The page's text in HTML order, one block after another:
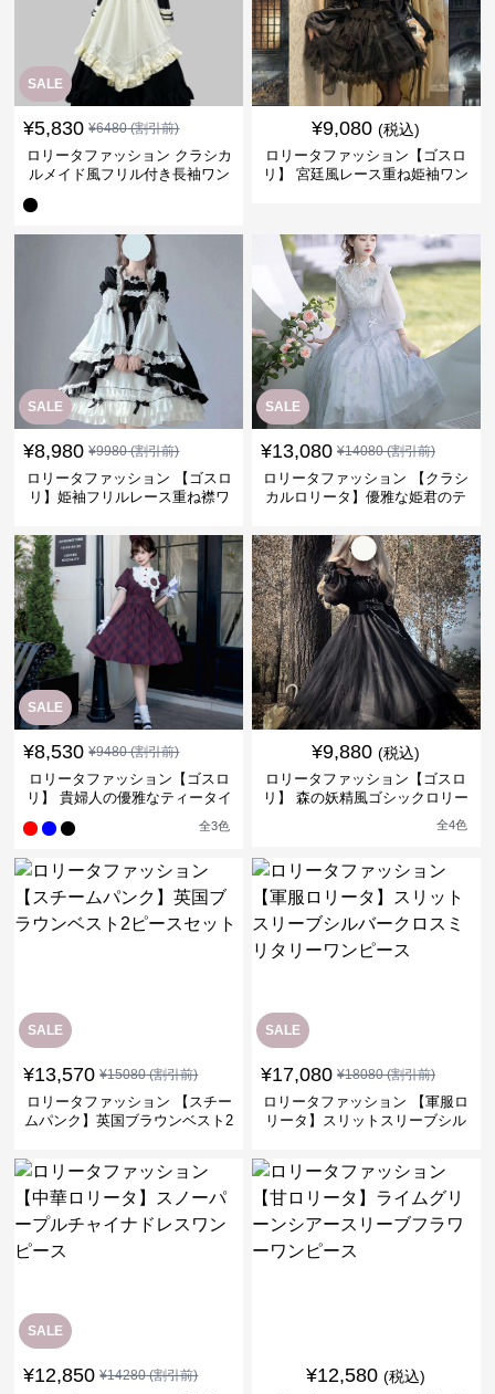
SALE
¥5,830 ¥6480(割引前)
ロリータファッション クラシカ
ルメイド風フリル付き長袖ワン
¥9,080 (税込)
ロリータファッション【ゴスロ
リ】 宮廷風レース重ね姫袖ワン
SALE
¥8,980 ¥9980(割引前)
ロリータファッション 【ゴスロ
リ】姫袖フリルレース重ね襟ワ
SALE
¥13,080 ¥14080(割引前)
ロリータファッション 【クラシ
カルロリータ】優雅な姫君のテ
SALE
¥8,530 ¥9480(割引前)
ロリータファッション【ゴスロ
リ】 貴婦人の優雅なティータイ
全3色
¥9,880 (税込)
ロリータファッション【ゴスロ
リ】 森の妖精風ゴシックロリー
全4色
SALE
¥13,570 ¥15080(割引前)
ロリータファッション 【スチー
ムパンク】英国ブラウンベスト2
SALE
¥17,080 ¥18080(割引前)
ロリータファッション 【軍服ロ
リータ】スリットスリーブシル
SALE
¥12,850 ¥14280(割引前) ¥12,580 (税込)